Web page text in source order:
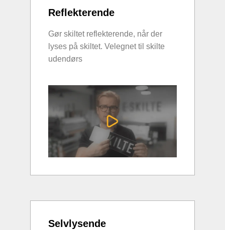
Reflekterende
Gør skiltet reflekterende, når der
lyses på skiltet. Velegnet til skilte
udendørs
Selvlysende